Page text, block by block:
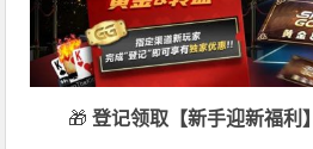
🎁 登记领取【新手迎新福利】